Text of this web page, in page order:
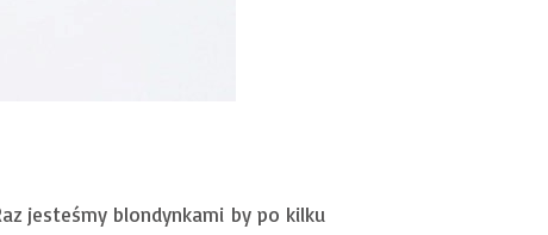
jesteśmy blondynkami by po kilku